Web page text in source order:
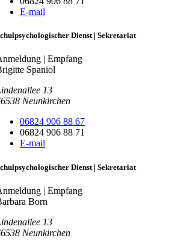
E-mail
Dienst | Sekretariat
| Empfang
Spaniol
13
Neunkirchen
06824 906 88 67
06824 906 88 71
E-mail
Dienst | Sekretariat
| Empfang
Born
13
Neunkirchen